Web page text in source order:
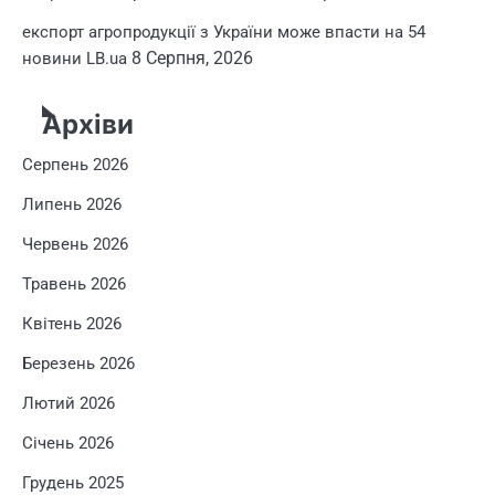
експорт агропродукції з України може впасти на 54
новини LB.ua 8 Серпня, 2026
Архіви
Серпень 2026
Липень 2026
Червень 2026
Травень 2026
Квітень 2026
Березень 2026
Лютий 2026
Січень 2026
Грудень 2025